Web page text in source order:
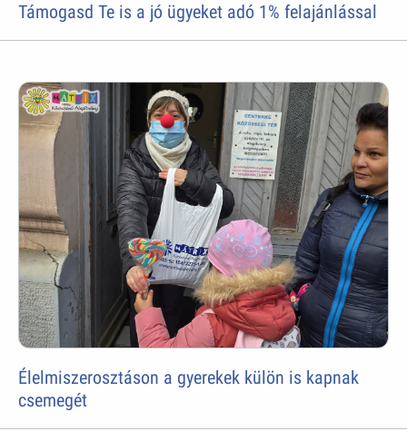
Támogasd Te is a jó ügyeket adó 1% felajánlással
Élelmiszerosztáson a gyerekek külön is kapnak
csemegét